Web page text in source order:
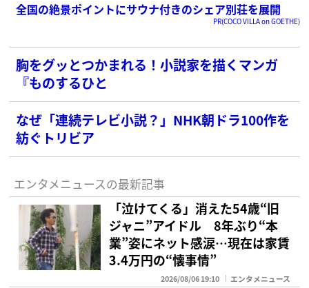
全国の絶景ポイントにサウナ付きのシェア別荘を展開
PR(COCO VILLA on GOETHE)
胸をグッとつかまれる！小説家を描くマンガ
『ものするひと
なぜ「連続テレビ小説？」NHK朝ドラ100作を
紡ぐトリビア
エンタメニュースの最新記事
「泣けてくる」消えた54歳“旧
ジャニ”アイドル 8年ぶり“本
業”姿にネット感涙…現在は家賃
3.4万円の“懐事情”
2026/08/06 19:10 エンタメニュース